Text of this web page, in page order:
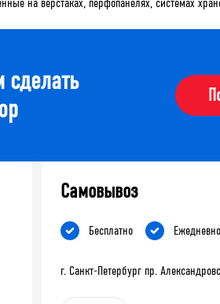
Самовывоз
Бесплатно
г. Санкт-Петербург пр.